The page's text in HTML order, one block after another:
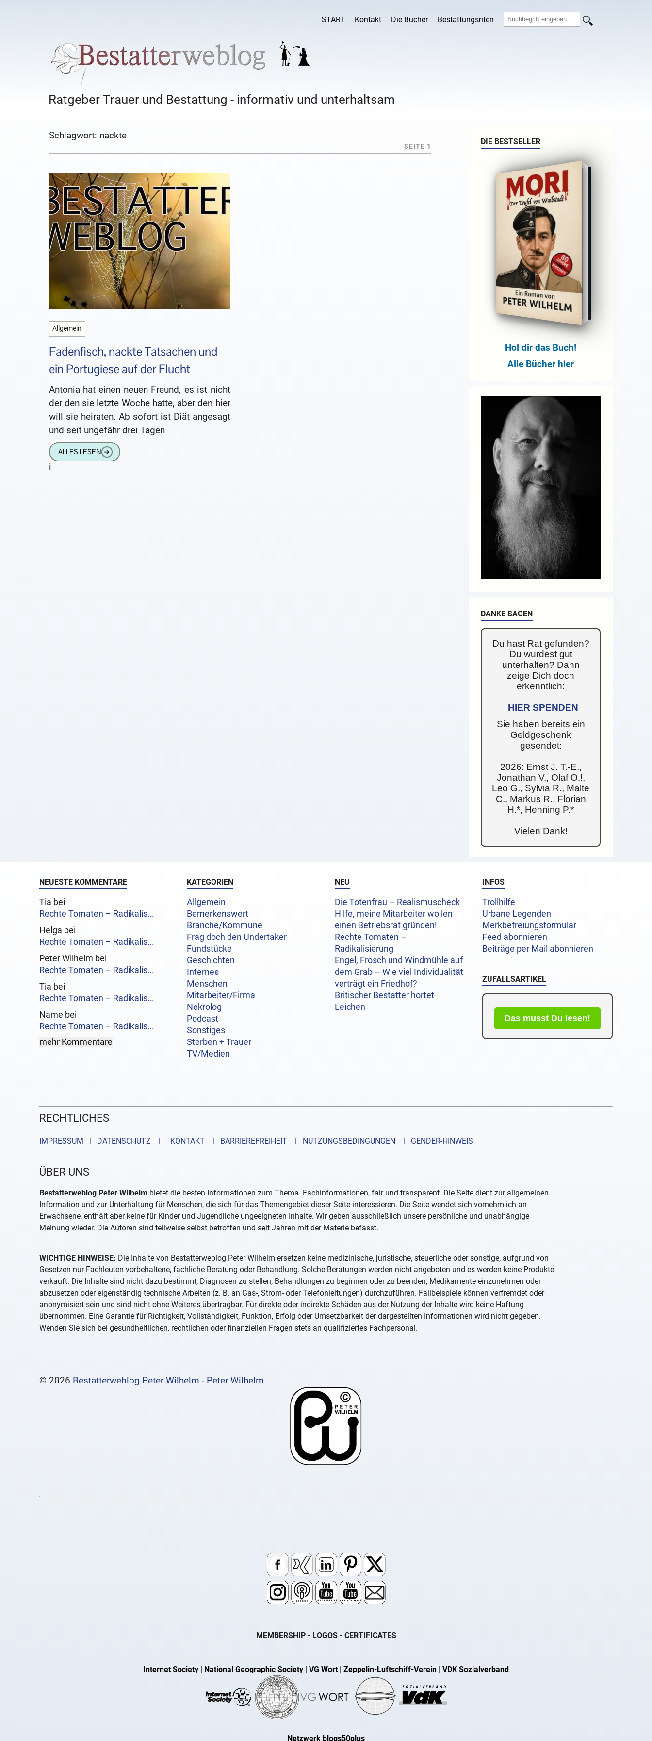
START Kontakt Die Bücher Bestattungsriten
Ratgeber Trauer und Bestattung - informativ und unterhaltsam
Schlagwort: nackte
SEITE 1
Allgemein
Fadenfisch, nackte Tatsachen und
ein Portugiese auf der Flucht
Antonia hat einen neuen Freund, es ist nicht
der den sie letzte Woche hatte, aber den hier
will sie heiraten. Ab sofort ist Diät angesagt
und seit ungefähr drei Tagen
ALLES LESEN ➔
i
DIE BESTSELLER
Hol dir das Buch!
Alle Bücher hier
DANKE SAGEN
Du hast Rat gefunden?
Du wurdest gut
unterhalten? Dann
zeige Dich doch
erkenntlich:
HIER SPENDEN
Sie haben bereits ein
Geldgeschenk
gesendet:
2026: Ernst J. T.-E.,
Jonathan V., Olaf O.!,
Leo G., Sylvia R., Malte
C., Markus R., Florian
H.*, Henning P.*
Vielen Dank!
NEUESTE KOMMENTARE
Tia bei
Rechte Tomaten – Radikalis…
Helga bei
Rechte Tomaten – Radikalis…
Peter Wilhelm bei
Rechte Tomaten – Radikalis…
Tia bei
Rechte Tomaten – Radikalis…
Name bei
Rechte Tomaten – Radikalis…
mehr Kommentare
KATEGORIEN
Allgemein
Bemerkenswert
Branche/Kommune
Frag doch den Undertaker
Fundstücke
Geschichten
Internes
Menschen
Mitarbeiter/Firma
Nekrolog
Podcast
Sonstiges
Sterben + Trauer
TV/Medien
NEU
Die Totenfrau – Realismuscheck
Hilfe, meine Mitarbeiter wollen
einen Betriebsrat gründen!
Rechte Tomaten –
Radikalisierung
Engel, Frosch und Windmühle auf
dem Grab – Wie viel Individualität
verträgt ein Friedhof?
Britischer Bestatter hortet
Leichen
INFOS
Trollhilfe
Urbane Legenden
Merkbefreiungsformular
Feed abonnieren
Beiträge per Mail abonnieren
ZUFALLSARTIKEL
Das musst Du lesen!
RECHTLICHES
IMPRESSUM | DATENSCHUTZ | KONTAKT | BARRIEREFREIHEIT | NUTZUNGSBEDINGUNGEN | GENDER-HINWEIS
ÜBER UNS
Bestatterweblog Peter Wilhelm bietet die besten Informationen zum Thema. Fachinformationen, fair und transparent. Die Seite dient zur allgemeinen
Information und zur Unterhaltung für Menschen, die sich für das Themengebiet dieser Seite interessieren. Die Seite wendet sich vornehmlich an
Erwachsene, enthält aber keine für Kinder und Jugendliche ungeeigneten Inhalte. Wir geben ausschließlich unsere persönliche und unabhängige
Meinung wieder. Die Autoren sind teilweise selbst betroffen und seit Jahren mit der Materie befasst.
WICHTIGE HINWEISE: Die Inhalte von Bestatterweblog Peter Wilhelm ersetzen keine medizinische, juristische, steuerliche oder sonstige, aufgrund von
Gesetzen nur Fachleuten vorbehaltene, fachliche Beratung oder Behandlung. Solche Beratungen werden nicht angeboten und es werden keine Produkte
verkauft. Die Inhalte sind nicht dazu bestimmt, Diagnosen zu stellen, Behandlungen zu beginnen oder zu beenden, Medikamente einzunehmen oder
abzusetzen oder eigenständig technische Arbeiten (z. B. an Gas-, Strom- oder Telefonleitungen) durchzuführen. Fallbeispiele können verfremdet oder
anonymisiert sein und sind nicht ohne Weiteres übertragbar. Für direkte oder indirekte Schäden aus der Nutzung der Inhalte wird keine Haftung
übernommen. Eine Garantie für Richtigkeit, Vollständigkeit, Funktion, Erfolg oder Umsetzbarkeit der dargestellten Informationen wird nicht gegeben.
Wenden Sie sich bei gesundheitlichen, rechtlichen oder finanziellen Fragen stets an qualifiziertes Fachpersonal.
© 2026 Bestatterweblog Peter Wilhelm - Peter Wilhelm
MEMBERSHIP - LOGOS - CERTIFICATES
Internet Society | National Geographic Society | VG Wort| Zeppelin-Luftschiff-Verein | VDK Sozialverband
Netzwerk blogs50plus